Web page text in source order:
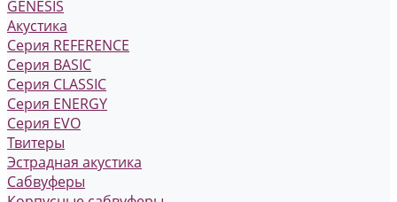
GENESIS
Акустика
Серия REFERENCE
Серия BASIC
Серия CLASSIC
Серия ENERGY
Серия EVO
Твитеры
Эстрадная акустика
Сабвуферы